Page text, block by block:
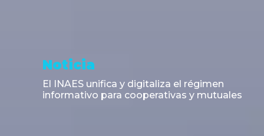
Noticia
El INAES unifica y digitaliza el régimen
informativo para cooperativas y mutuales